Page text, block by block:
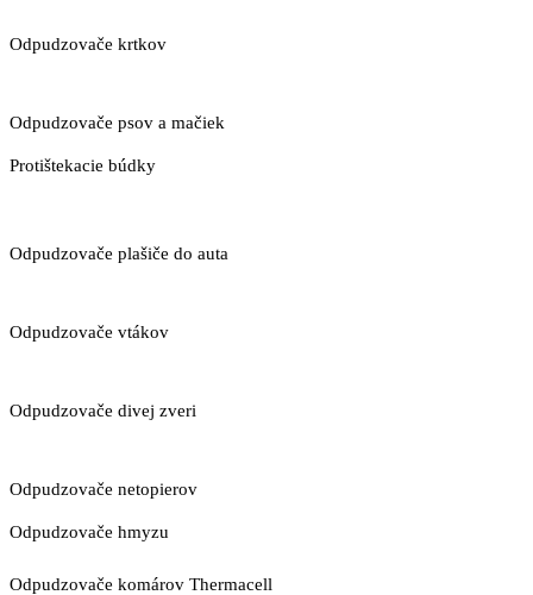
Odpudzovače krtkov
Odpudzovače psov a mačiek
Protištekacie búdky
Odpudzovače plašiče do auta
Odpudzovače vtákov
Odpudzovače divej zveri
Odpudzovače netopierov
Odpudzovače hmyzu
Odpudzovače komárov Thermacell